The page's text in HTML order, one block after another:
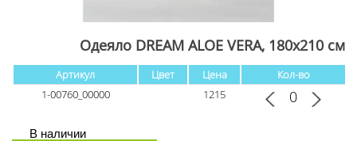
Одеяло DREAM ALOE VERA, 180x210 см
Артикул Цвет Цена
Кол-во
1-00760_00000
1215
В наличии